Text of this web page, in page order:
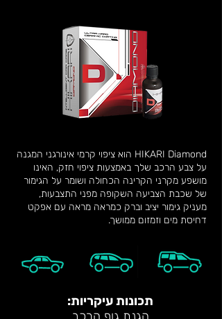
HIKARI Diamond הוא ציפוי קרמי אינורגני המגנה
על צבע הרכב שלך באמצעות ציפוי חזק, האינו
מושפע מקרני הקרינה הכחולה ושומר על הגימור
של שכבת הצביעה השקופה מפני התצבעות,
מעניק גימור יציב וברק כמראה מראה עם אפקט
דחיסת מים וזמזום ממושך.
תכונות עיקריות: